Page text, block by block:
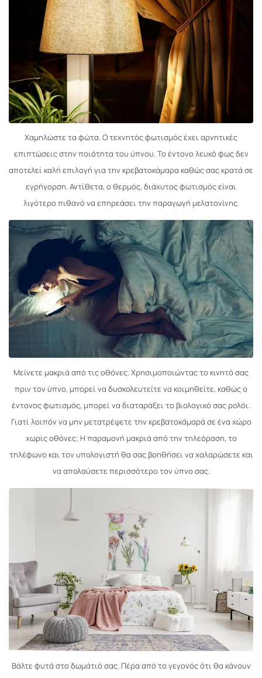
Χαμηλώστε τα φώτα. Ο τεχνητός φωτισμός έχει αρνητικές
επιπτώσεις στην ποιότητα του ύπνου. Το έντονο λευκό φως δεν
αποτελεί καλή επιλογή για την κρεβατοκάμαρα καθώς σας κρατά σε
εγρήγορση. Αντίθετα, ο θερμός, διάχυτος φωτισμός είναι
λιγότερο πιθανό να επηρεάσει την παραγωγή μελατονίνης.
Μείνετε μακριά από τις οθόνες. Χρησιμοποιώντας το κινητό σας
πριν τον ύπνο, μπορεί να δυσκολευτείτε να κοιμηθείτε, καθώς ο
έντονος φωτισμός, μπορεί να διαταράξει το βιολογικό σας ρολόι.
Γιατί λοιπόν να μην μετατρέψετε την κρεβατοκάμαρά σε ένα χώρο
χωρίς οθόνες; Η παραμονή μακριά από την τηλεόραση, το
τηλέφωνο και τον υπολογιστή θα σας βοηθήσει να χαλαρώσετε και
να απολαύσετε περισσότερο τον ύπνο σας.
Βάλτε φυτά στο δωμάτιό σας. Πέρα από το γεγονός ότι θα κάνουν